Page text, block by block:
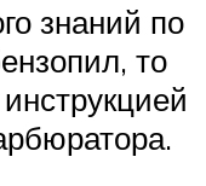
знаний по
то